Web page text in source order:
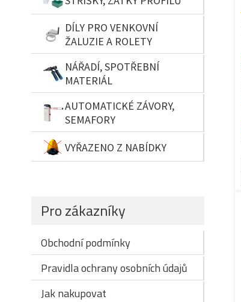
DÍLY PRO VENKOVNÍ
ŽALUZIE A ROLETY
NÁŘADÍ, SPOTŘEBNÍ
MATERIÁL
AUTOMATICKÉ ZÁVORY,
SEMAFORY
VYŘAZENO Z NABÍDKY
Pro zákazníky
Obchodní podmínky
Pravidla ochrany osobních údajů
Jak nakupovat